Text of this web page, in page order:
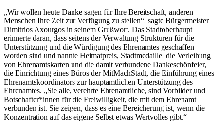
„Wir wollen heute Danke sagen für Ihre Bereitschaft, anderen
Menschen Ihre Zeit zur Verfügung zu stellen“, sagte Bürgermeister
Dimitrios Axourgos in seinem Grußwort. Das Stadtoberhaupt
erinnerte daran, dass seitens der Verwaltung Strukturen für die
Unterstützung und die Würdigung des Ehrenamtes geschaffen
worden sind und nannte Heimatpreis, Stadtmedaille, die Verleihung
von Ehrenamtskarten und die damit verbundene Dankeschönfeier,
die Einrichtung eines Büros der MitMachStadt, die Einführung eines
Ehrenamtskoordinators zur hauptamtlichen Unterstützung des
Ehrenamtes. „Sie alle, verehrte Ehrenamtliche, sind Vorbilder und
Botschafter*innen für die Freiwilligkeit, die mit dem Ehrenamt
verbunden ist. Sie zeigen, dass es eine Bereicherung ist, wenn die
Konzentration auf das eigene Selbst etwas Wertvolles gibt.“